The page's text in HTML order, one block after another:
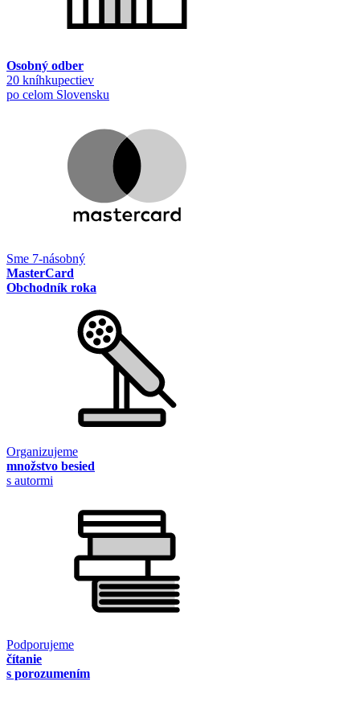
Osobný odber
20 kníhkupectiev
po celom Slovensku
Sme 7-násobný
MasterCard
Obchodník roka
Organizujeme
množstvo besied
s autormi
Podporujeme
čítanie
s porozumením